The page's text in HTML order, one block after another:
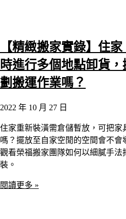
【精緻搬家實錄】住
時進行多個地點卸貨
劃搬運作業嗎？
2022 年 10 月 27 日
住家重新裝潢需倉儲暫放，可把
嗎？擺放至自家空閒的空間會不
觀看榮福搬家團隊如何以細膩手
裝。
閱讀更多 »